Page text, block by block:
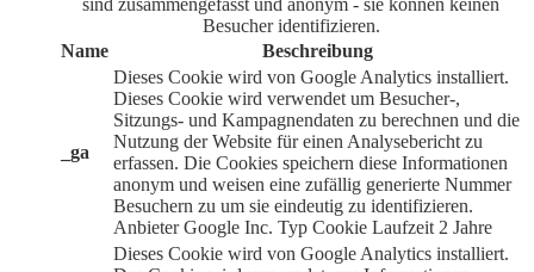
sind zusammengefasst und anonym - sie können keinen
Besucher identifizieren.
Name
Beschreibung
_ga
Dieses Cookie wird von Google Analytics installiert.
Dieses Cookie wird verwendet um Besucher-,
Sitzungs- und Kampagnendaten zu berechnen und die
Nutzung der Website für einen Analysebericht zu
erfassen. Die Cookies speichern diese Informationen
anonym und weisen eine zufällig generierte Nummer
Besuchern zu um sie eindeutig zu identifizieren.
Anbieter Google Inc. Typ Cookie Laufzeit 2 Jahre
Dieses Cookie wird von Google Analytics installiert.